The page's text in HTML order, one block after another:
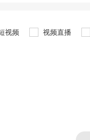
视频 视频直播